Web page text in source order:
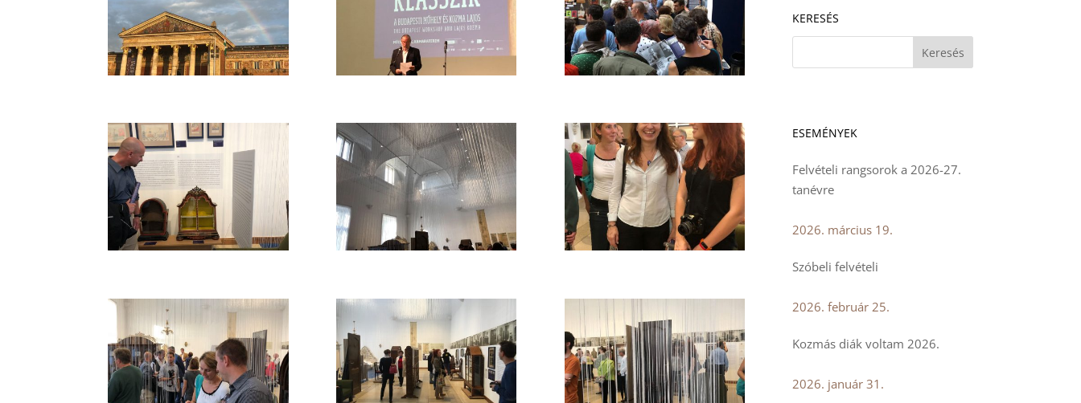
KERESÉS
ESEMÉNYEK
Felvételi rangsorok a 2026-27.
tanévre
2026. március 19.
Szóbeli felvételi
2026. február 25.
Kozmás diák voltam 2026.
2026. január 31.